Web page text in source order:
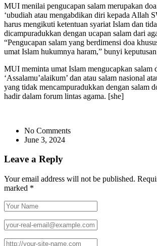
MUI menilai pengucapan salam merupakan
‘ubudiah atau mengabdikan diri kepada Allah
harus mengikuti ketentuan syariat Islam dan
dicampuradukkan dengan ucapan salam dari
“Pengucapan salam yang berdimensi doa
umat Islam hukumnya haram,” bunyi
MUI meminta umat Islam mengucapkan salam
‘Assalamu’alaikum’ dan atau salam nasional
yang tidak mencampuradukkan dengan salam
hadir dalam forum lintas agama. [she]
No Comments
June 3, 2024
Leave a Reply
Your email address will not be published.
marked *